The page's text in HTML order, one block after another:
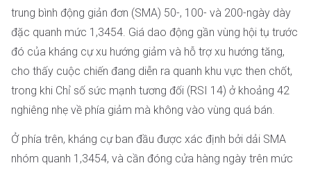
trung bình động giản đơn (SMA) 50-, 100- và 200-ngày dày
đặc quanh mức 1,3454. Giá dao động gần vùng hội tụ trước
đó của kháng cự xu hướng giảm và hỗ trợ xu hướng tăng,
cho thấy cuộc chiến đang diễn ra quanh khu vực then chốt,
trong khi Chỉ số sức mạnh tương đối (RSI 14) ở khoảng 42
nghiêng nhẹ về phía giảm mà không vào vùng quá bán.
Ở phía trên, kháng cự ban đầu được xác định bởi dải SMA
nhóm quanh 1,3454, và cần đóng cửa hàng ngày trên mức